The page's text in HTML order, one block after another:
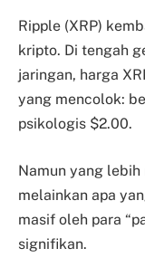
Ripple (XRP)
kripto. Di tengah
jaringan, harga
yang mencolok:
psikologis $2.00.
Namun yang
melainkan apa
masif oleh para
signifikan.